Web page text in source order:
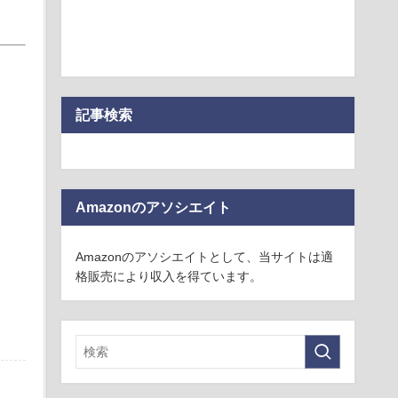
記事検索
Amazonのアソシエイト
Amazonのアソシエイトとして、当サイトは適
格販売により収入を得ています。